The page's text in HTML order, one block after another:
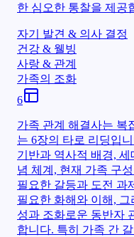
한 심오한 통찰을 제공
자기 발견 & 의사 결정
건강 & 웰빙
사랑 & 관계
가족의 조화
6
가족 관계 해결사는 복
는 6장의 타로 리딩입
기반과 역사적 배경,
념 체계, 현재 가족 구
필요한 갈등과 도전 과
필요한 화해와 이해,
성과 조화로운 동반자
합니다. 특히 가족 간